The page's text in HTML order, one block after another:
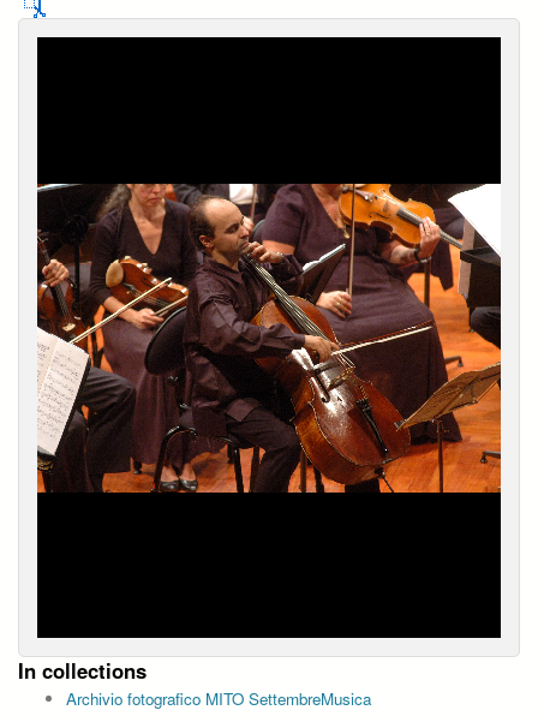
In collections
Archivio fotografico MITO SettembreMusica